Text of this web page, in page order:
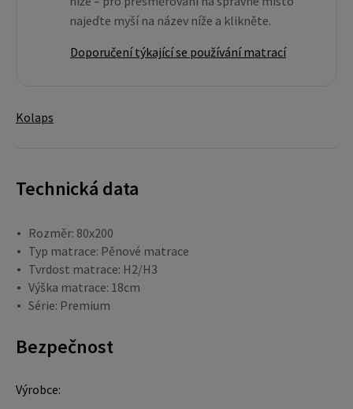
najeďte myší na název níže a klikněte.
Doporučení týkající se používání matrací
Kolaps
Technická data
Rozměr: 80x200
Typ matrace: Pěnové matrace
Tvrdost matrace: H2/H3
Výška matrace: 18cm
Série: Premium
Bezpečnost
Výrobce: